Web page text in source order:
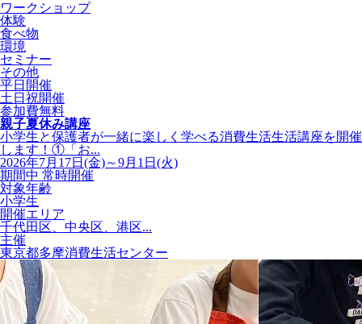
ワークショップ
体験
食べ物
環境
セミナー
その他
平日開催
土日祝開催
参加費無料
親子夏休み講座
小学生と保護者が一緒に楽しく学べる消費生活生活講座を開催
します！①「お...
2026年7月17日(金)～9月1日(火)
期間中 常時開催
対象年齢
小学生
開催エリア
千代田区、中央区、港区...
主催
東京都多摩消費生活センター